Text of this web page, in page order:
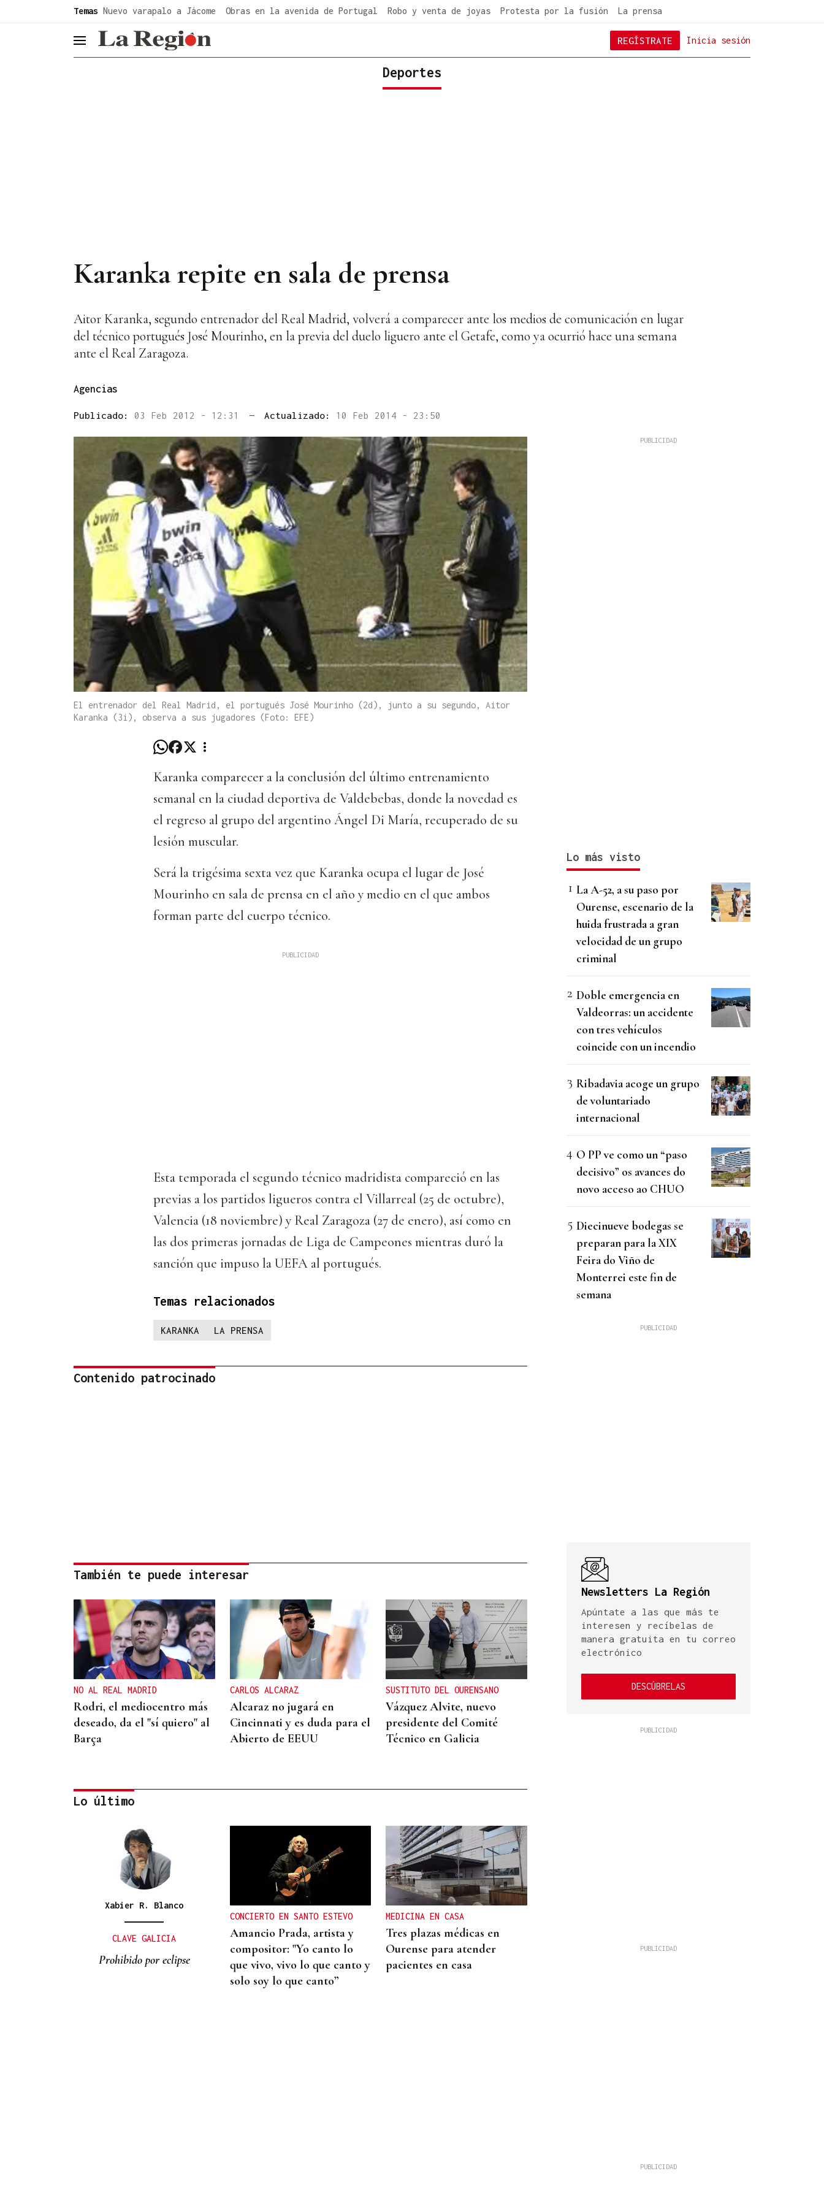
Temas Nuevo varapalo a Jácome Obras en la avenida de Portugal Robo y venta de joyas Protesta por la fusión La prensa
header.menu.open Inicia sesión
REGÍSTRATE
Deportes
Karanka repite en sala de prensa
Aitor Karanka, segundo entrenador del Real Madrid, volverá a comparecer ante los medios de comunicación en lugar
del técnico portugués José Mourinho, en la previa del duelo liguero ante el Getafe, como ya ocurrió hace una semana
ante el Real Zaragoza.
Agencias
Publicado: 03 Feb 2012 - 12:31 — Actualizado: 10 Feb 2014 - 23:50
El entrenador del Real Madrid, el portugués José Mourinho (2d), junto a su segundo, Aitor
Karanka (3i), observa a sus jugadores (Foto: EFE)
Karanka comparecer a la conclusión del último entrenamiento
semanal en la ciudad deportiva de Valdebebas, donde la novedad es
el regreso al grupo del argentino Ángel Di María, recuperado de su
lesión muscular.
Será la trigésima sexta vez que Karanka ocupa el lugar de José
Mourinho en sala de prensa en el año y medio en el que ambos
forman parte del cuerpo técnico.
Esta temporada el segundo técnico madridista compareció en las
previas a los partidos ligueros contra el Villarreal (25 de octubre),
Valencia (18 noviembre) y Real Zaragoza (27 de enero), así como en
las dos primeras jornadas de Liga de Campeones mientras duró la
sanción que impuso la UEFA al portugués.
Temas relacionados
KARANKA LA PRENSA
Contenido patrocinado
También te puede interesar
NO AL REAL MADRID
Rodri, el mediocentro más
deseado, da el "sí quiero" al
Barça
CARLOS ALCARAZ
Alcaraz no jugará en
Cincinnati y es duda para el
Abierto de EEUU
SUSTITUTO DEL OURENSANO
Vázquez Alvite, nuevo
presidente del Comité
Técnico en Galicia
DALLAS MAVERICKS
Santi Aldama, jugador de la
NBA, visita Ourense
Lo último
Xabier R. Blanco
CLAVE GALICIA
Prohibido por eclipse
CONCIERTO EN SANTO ESTEVO
Amancio Prada, artista y
compositor: "Yo canto lo
que vivo, vivo lo que canto y
solo soy lo que canto”
MEDICINA EN CASA
Tres plazas médicas en
Ourense para atender
pacientes en casa
Lo más visto
La A-52, a su paso por
Ourense, escenario de la
huida frustrada a gran
velocidad de un grupo
criminal
Doble emergencia en
Valdeorras: un accidente
con tres vehículos
coincide con un incendio
Ribadavia acoge un grupo
de voluntariado
internacional
O PP ve como un “paso
decisivo” os avances do
novo acceso ao CHUO
Diecinueve bodegas se
preparan para la XIX
Feira do Viño de
Monterrei este fin de
semana
Newsletters La Región
Apúntate a las que más te
interesen y recíbelas de
manera gratuita en tu correo
electrónico
DESCÚBRELAS